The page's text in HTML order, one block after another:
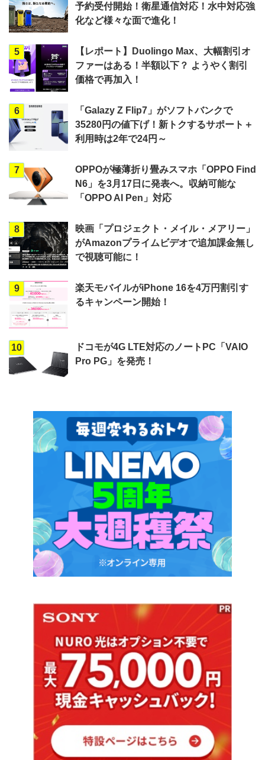
予約受付開始！衛星通信対応！水中対応強
化など様々な面で進化！
5
【レポート】Duolingo Max、大幅割引オ
ファーはある！半額以下？ ようやく割引
価格で再加入！
6
「Galazy Z Flip7」がソフトバンクで
35280円の値下げ！新トクするサポート＋
利用時は2年で24円～
7
OPPOが極薄折り畳みスマホ「OPPO Find
N6」を3月17日に発表へ。収納可能な
「OPPO AI Pen」対応
8
映画「プロジェクト・メイル・メアリー」
がAmazonプライムビデオで追加課金無し
で視聴可能に！
9
楽天モバイルがiPhone 16を4万円割引す
るキャンペーン開始！
10
ドコモが4G LTE対応のノートPC「VAIO
Pro PG」を発売！